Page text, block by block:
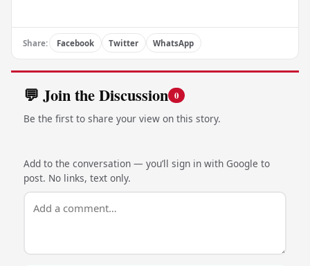
Share: Facebook Twitter WhatsApp
💬 Join the Discussion 0
Be the first to share your view on this story.
Add to the conversation — you’ll sign in with Google to
post. No links, text only.